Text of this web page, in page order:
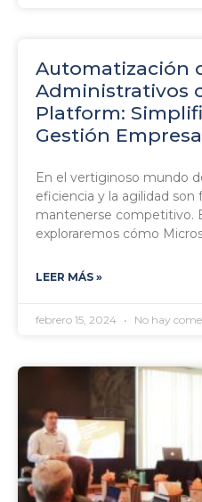
Automatización
Administrativos
Platform:
Gestión
En el vertiginoso mundo
eficiencia y la agilidad son
mantenerse competitivo.
exploraremos cómo
LEER MÁS »
febrero 15, 2024 No hay